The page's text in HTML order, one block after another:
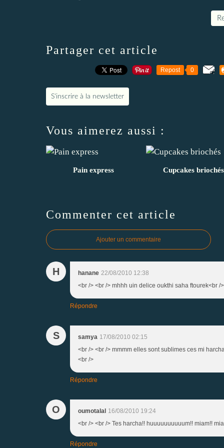
Partager cet article
Repost 0
S'inscrire à la newsletter
Vous aimerez aussi :
Pain express Cupcakes briochés
Commenter cet article
Ajouter un commentaire
H hanane 22/08/2010 12:38
<br /> <br /> mhhh uin delice oukthi saha ftourek<br /
Répondre
S samya 17/08/2010 02:15
<br /> <br /> mmmm elles sont sublimes ces mi
<br />
Répondre
O oumotalal 16/08/2010 19:24
<br /> <br /> Tes harcha!! huuuuuuuuuum!! miam!!
Répondre